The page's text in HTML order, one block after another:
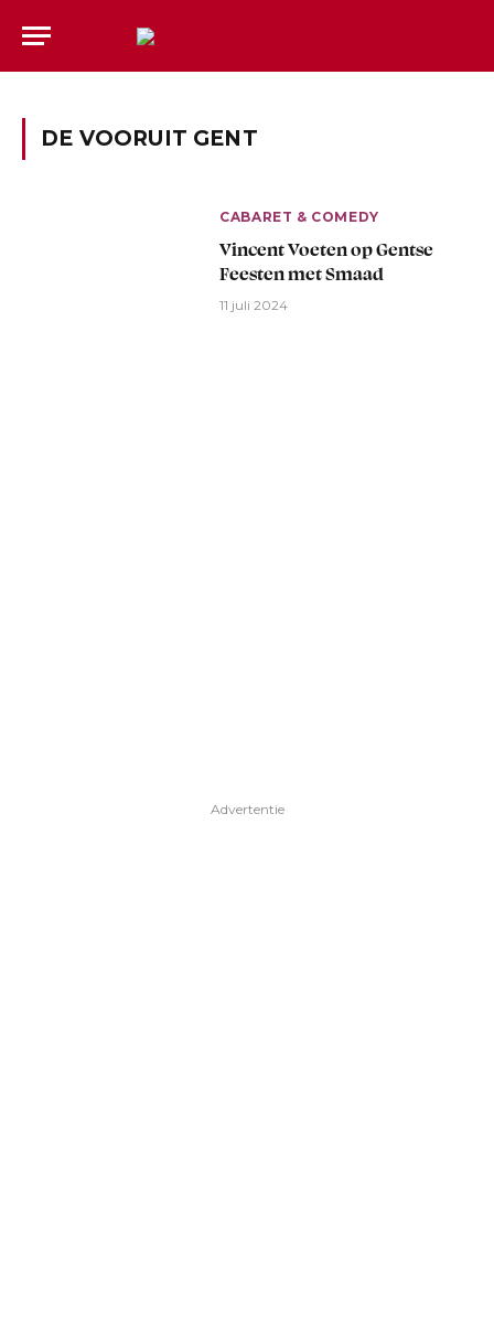
DE VOORUIT GENT
CABARET & COMEDY
Vincent Voeten op Gentse
Feesten met Smaad
11 juli 2024
Advertentie